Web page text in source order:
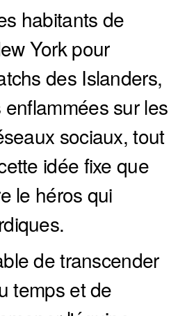
habitants de
York pour
des Islanders,
sur les
sociaux, tout
idée fixe que
le héros qui
de transcender
temps et de